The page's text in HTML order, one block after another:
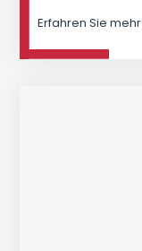
Erfahren Sie mehr